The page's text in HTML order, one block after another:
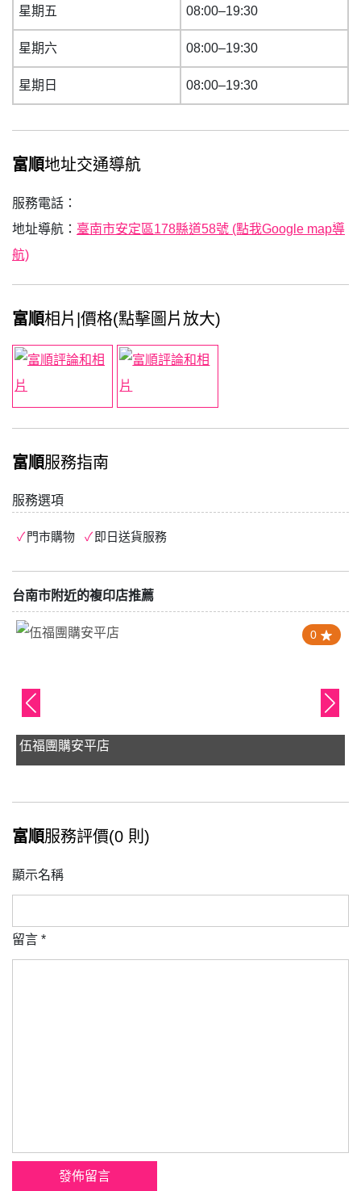
星期五 08:00–19:30
星期六 08:00–19:30
星期日 08:00–19:30
富順地址交通導航
服務電話：
地址導航： 臺南市安定區178縣道58號 (點我Google map導
航)
富順相片|價格(點擊圖片放大)
富順服務指南
服務選項
門市購物 即日送貨服務
台南市附近的複印店推薦
0
伍福團購安平店
富順服務評價(0 則)
顯示名稱
留言 *